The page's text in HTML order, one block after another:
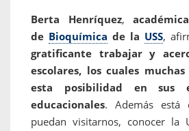
Berta Henríquez,
de Bioquímica de la USS,
gratificante trabajar y
escolares, los cuales
esta posibilidad en sus
educacionales. Además está
puedan visitarnos, conocer la